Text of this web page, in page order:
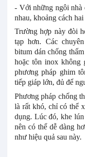
- Với những ngôi nhà
nhau, khoảng cách
Trường hợp này đòi
tạp hơn. Các
bitum dán chống
hoặc tôn inox không
phương pháp ghim
tiếp giáp lớn, đủ để
Phương pháp chống
là rất khó, chỉ có thể
dụng. Lúc đó, khe
nên có thể dễ dàng
như hiệu quả sau này.